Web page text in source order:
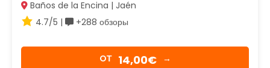
Baños de la Encina | Jaén
4.7/5 |
+288 обзоры
OТ 14,00€ →